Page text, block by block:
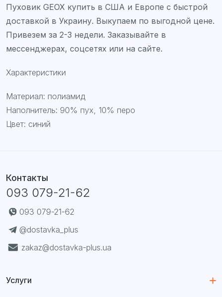
Пуховик GEOX купить в США и Европе с быстрой
доставкой в Украину. Выкупаем по выгодной цене.
Привезем за 2-3 недели. Заказывайте в
мессенджерах, соцсетях или на сайте.
Характеристики
Материал: полиамид
Наполнитель: 90% пух, 10% перо
Цвет: синий
Услуги
Контакты
093 079-21-62
093 079-21-62
@dostavka_plus
zakaz@dostavka-plus.ua